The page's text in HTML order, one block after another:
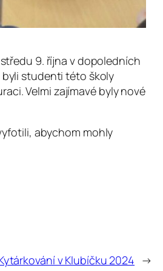
9. října v dopoledních
byli studenti této školy
Velmi zajímavé byly nové
abychom mohly
v Klubíčku 2024 →